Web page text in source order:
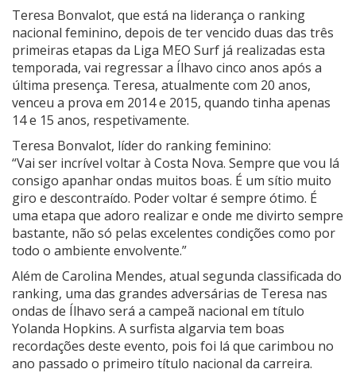
Teresa Bonvalot, que está na liderança o ranking
nacional feminino, depois de ter vencido duas das três
primeiras etapas da Liga MEO Surf já realizadas esta
temporada, vai regressar a Ílhavo cinco anos após a
última presença. Teresa, atualmente com 20 anos,
venceu a prova em 2014 e 2015, quando tinha apenas
14 e 15 anos, respetivamente.
Teresa Bonvalot, líder do ranking feminino:
“Vai ser incrível voltar à Costa Nova. Sempre que vou lá
consigo apanhar ondas muitos boas. É um sítio muito
giro e descontraído. Poder voltar é sempre ótimo. É
uma etapa que adoro realizar e onde me divirto sempre
bastante, não só pelas excelentes condições como por
todo o ambiente envolvente.”
Além de Carolina Mendes, atual segunda classificada do
ranking, uma das grandes adversárias de Teresa nas
ondas de Ílhavo será a campeã nacional em título
Yolanda Hopkins. A surfista algarvia tem boas
recordações deste evento, pois foi lá que carimbou no
ano passado o primeiro título nacional da carreira.